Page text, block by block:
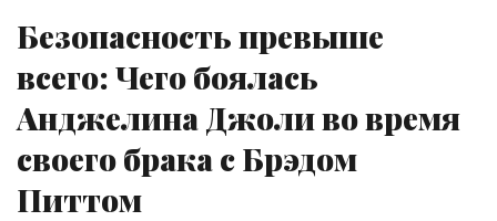
Безопасность превыше
всего: Чего боялась
Анджелина Джоли во время
своего брака с Брэдом
Питтом